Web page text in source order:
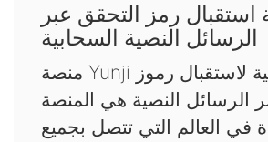
استقبال رمز التحقق عبر
الرسائل النصية السحابية
منصة Yunji السحابية لاستقبال رموز
الرسائل النصية هي المنصة
في العالم التي تتصل بجميع